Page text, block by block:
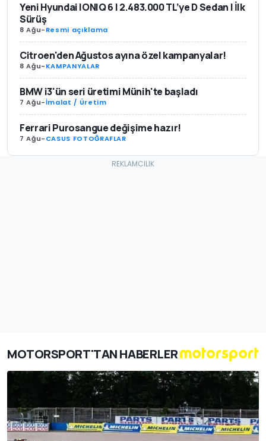
Yeni Hyundai IONIQ 6 | 2.483.000 TL’ye D Sedan | İlk
Sürüş
8 Ağu-Resmi açıklama
Citroen'den Ağustos ayına özel kampanyalar!
8 Ağu-KAMPANYALAR
BMW i3'ün seri üretimi Münih'te başladı
7 Ağu-İmalat / Üretim
Ferrari Purosangue değişime hazır!
7 Ağu-CASUS FOTOĞRAFLAR
MOTORSPORT'TAN HABERLER